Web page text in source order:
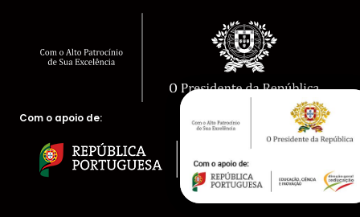
Com o apoio de: